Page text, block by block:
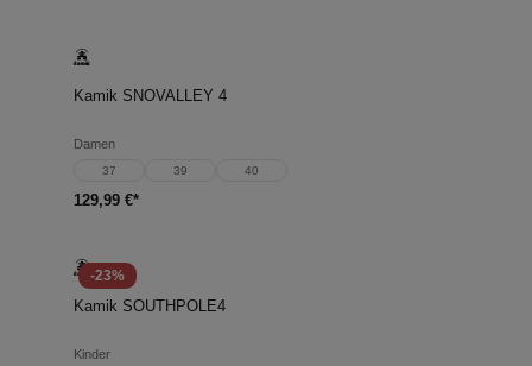
Kamik SNOVALLEY 4
Damen
37 39 40
129,99 €*
-23%
Kamik SOUTHPOLE4
Kinder